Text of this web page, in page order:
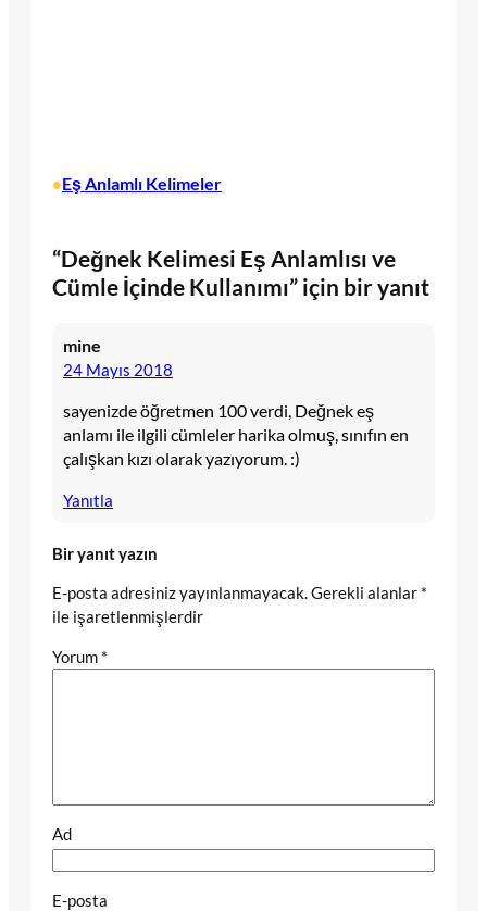
•Eş Anlamlı Kelimeler
“Değnek Kelimesi Eş Anlamlısı ve
Cümle İçinde Kullanımı” için bir yanıt
mine
24 Mayıs 2018
sayenizde öğretmen 100 verdi, Değnek eş
anlamı ile ilgili cümleler harika olmuş, sınıfın en
çalışkan kızı olarak yazıyorum. :)
Yanıtla
Bir yanıt yazın
E-posta adresiniz yayınlanmayacak.Gerekli alanlar *
ile işaretlenmişlerdir
Yorum *
Ad
E-posta